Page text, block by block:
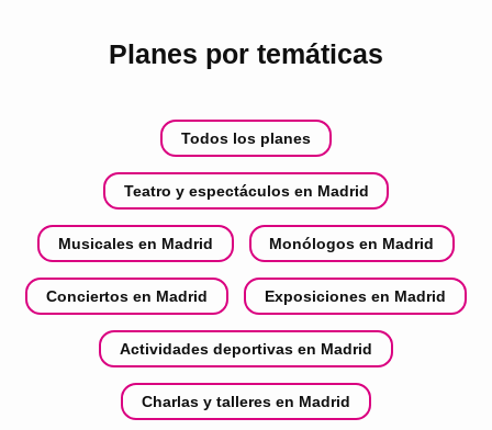
Planes por temáticas
Todos los planes
Teatro y espectáculos en Madrid
Musicales en Madrid Monólogos en Madrid
Conciertos en Madrid Exposiciones en Madrid
Actividades deportivas en Madrid
Charlas y talleres en Madrid